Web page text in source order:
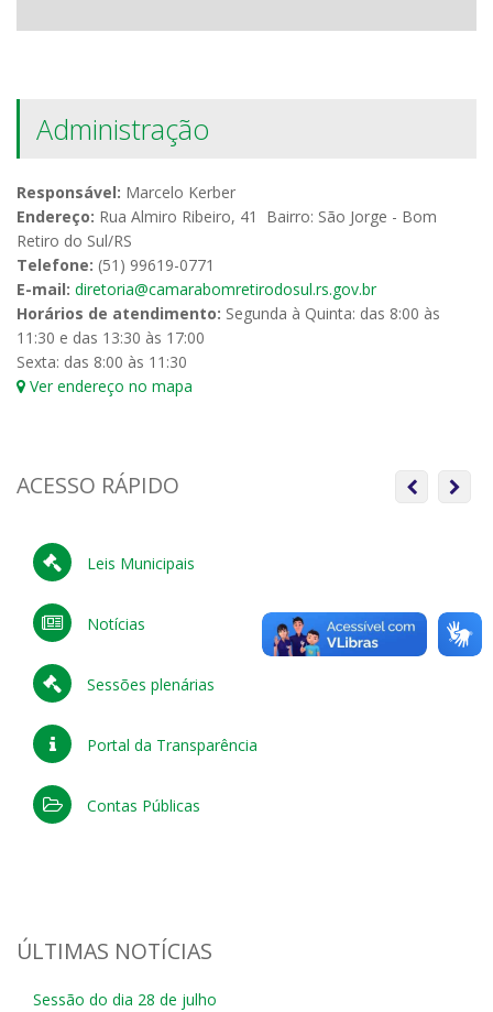
Administração
Responsável: Marcelo Kerber
Endereço: Rua Almiro Ribeiro, 41 Bairro: São Jorge - Bom
Retiro do Sul/RS
Telefone: (51) 99619-0771
E-mail: diretoria@camarabomretirodosul.rs.gov.br
Horários de atendimento: Segunda à Quinta: das 8:00 às
11:30 e das 13:30 às 17:00
Sexta: das 8:00 às 11:30
Ver endereço no mapa
ACESSO RÁPIDO Anterior
Leis Municipais
Notícias
Sessões plenárias
Portal da Transparência
Contas Públicas
ÚLTIMAS NOTÍCIAS
Sessão do dia 28 de julho